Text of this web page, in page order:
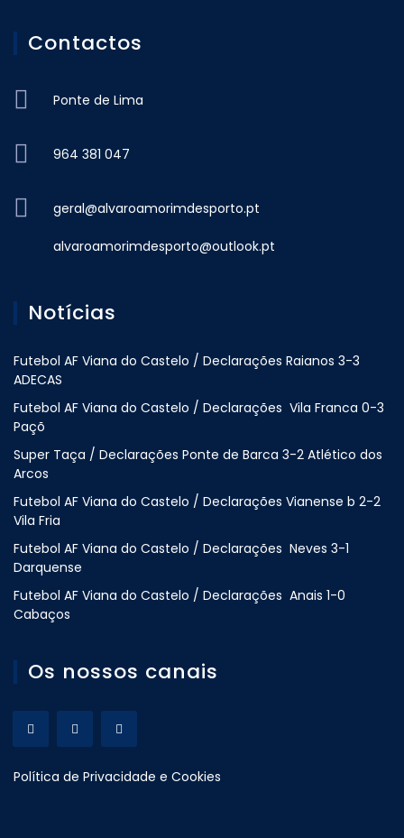
Contactos
Ponte de Lima
964 381 047
geral@alvaroamorimdesporto.pt
alvaroamorimdesporto@outlook.pt
Notícias
Futebol AF Viana do Castelo / Declarações Raianos 3-3
ADECAS
Futebol AF Viana do Castelo / Declarações Vila Franca 0-3
Paçõ
Super Taça / Declarações Ponte de Barca 3-2 Atlético dos
Arcos
Futebol AF Viana do Castelo / Declarações Vianense b 2-2
Vila Fria
Futebol AF Viana do Castelo / Declarações Neves 3-1
Darquense
Futebol AF Viana do Castelo / Declarações Anais 1-0
Cabaços
Os nossos canais
Política de Privacidade e Cookies